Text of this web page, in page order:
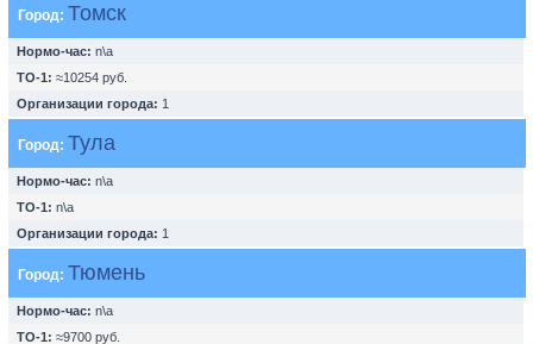
Город: Томск
Нормо-час: n\a
ТО-1: ≈10254 руб.
Организации города: 1
Город: Тула
Нормо-час: n\a
ТО-1: n\a
Организации города: 1
Город: Тюмень
Нормо-час: n\a
ТО-1: ≈9700 руб.